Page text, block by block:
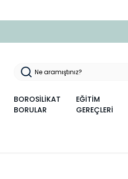
BOROSİLİKAT
BORULAR
EĞİTİM
GEREÇLERİ